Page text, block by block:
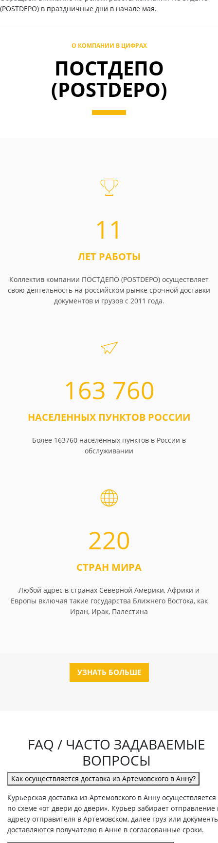
(POSTDEPO) в праздничные дни в начале мая.
О КОМПАНИИ В ЦИФРАХ
ПОСТДЕПО
(POSTDEPO)
11
ЛЕТ РАБОТЫ
Коллектив компании ПОСТДЕПО (POSTDEPO) осуществляет
свою деятельность на российском рынке срочной доставки
документов и грузов с 2011 года.
163 760
НАСЕЛЕННЫХ ПУНКТОВ РОССИИ
Более 163760 населенных пунктов в России в
обслуживании
220
СТРАН МИРА
Любой адрес в странах Северной Америки, Африки и
Европы включая такие государства Ближнего Востока, как
Иран, Ирак, Палестина
УЗНАТЬ БОЛЬШЕ
FAQ / ЧАСТО ЗАДАВАЕМЫЕ
ВОПРОСЫ
Как осуществляется доставка из Артемовского в Анну?
Курьерская доставка из Артемовского в Анну осуществляется
по схеме «от двери до двери». Курьер забирает отправление
адресу отправителя в Артемовском, далее груз или
доставляются получателю в Анне в согласованные сроки.